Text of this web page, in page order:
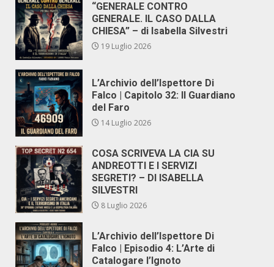
“GENERALE CONTRO
GENERALE. IL CASO DALLA
CHIESA” – di Isabella Silvestri
19 Luglio 2026
L’Archivio dell’Ispettore Di
Falco | Capitolo 32: Il Guardiano
del Faro
14 Luglio 2026
COSA SCRIVEVA LA CIA SU
ANDREOTTI E I SERVIZI
SEGRETI? – DI ISABELLA
SILVESTRI
8 Luglio 2026
L’Archivio dell’Ispettore Di
Falco | Episodio 4: L’Arte di
Catalogare l’Ignoto